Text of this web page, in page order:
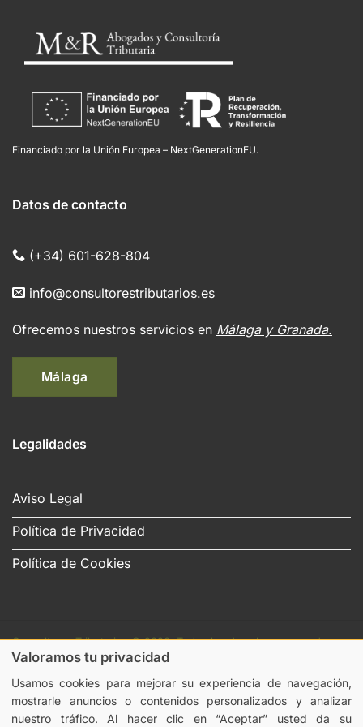
Financiado por la Unión Europea – NextGenerationEU.
Datos de contacto
(+34) 601-628-804
info@consultorestributarios.es
Ofrecemos nuestros servicios en Málaga y Granada.
Málaga
Legalidades
Aviso Legal
Política de Privacidad
Política de Cookies
Consultores Tributarios©2026. Todos los derechos reservados.
Diseño y desarrolloTuchoDigital
Valoramos tu privacidad
Usamos cookies para mejorar su experiencia de navegación,
mostrarle anuncios o contenidos personalizados y analizar
nuestro tráfico. Al hacer clic en “Aceptar” usted da su